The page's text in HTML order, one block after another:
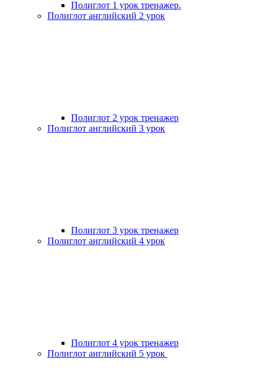
Полиглот 1 урок тренажер.
Полиглот английский 2 урок
Полиглот 2 урок тренажер
Полиглот английский 3 урок
Полиглот 3 урок тренажер
Полиглот английский 4 урок
Полиглот 4 урок тренажер
Полиглот английский 5 урок